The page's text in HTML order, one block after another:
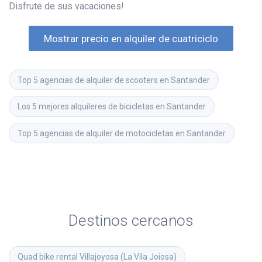
Disfrute de sus vacaciones!
Mostrar precio en alquiler de cuatriciclo
Top 5 agencias de alquiler de scooters en Santander
Los 5 mejores alquileres de bicicletas en Santander
Top 5 agencias de alquiler de motocicletas en Santander
Destinos cercanos
Quad bike rental Villajoyosa (La Vila Joiosa)